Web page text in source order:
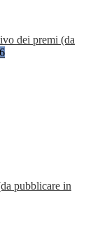
dei premi (da
6
pubblicare in